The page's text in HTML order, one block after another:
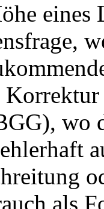
eines
), wo
als